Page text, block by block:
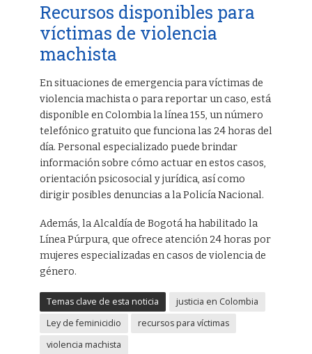
Recursos disponibles para
víctimas de violencia
machista
En situaciones de emergencia para víctimas de
violencia machista o para reportar un caso, está
disponible en Colombia la línea 155, un número
telefónico gratuito que funciona las 24 horas del
día. Personal especializado puede brindar
información sobre cómo actuar en estos casos,
orientación psicosocial y jurídica, así como
dirigir posibles denuncias a la Policía Nacional.
Además, la Alcaldía de Bogotá ha habilitado la
Línea Púrpura, que ofrece atención 24 horas por
mujeres especializadas en casos de violencia de
género.
Temas clave de esta noticia
justicia en Colombia
Ley de feminicidio
recursos para víctimas
violencia machista